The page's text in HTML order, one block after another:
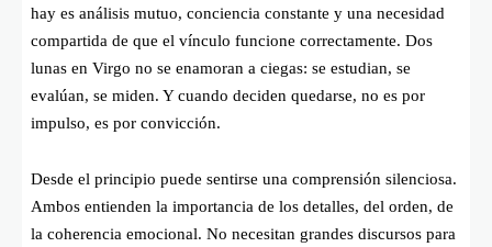
hay es análisis mutuo, conciencia constante y una necesidad
compartida de que el vínculo funcione correctamente. Dos
lunas en Virgo no se enamoran a ciegas: se estudian, se
evalúan, se miden. Y cuando deciden quedarse, no es por
impulso, es por convicción.
Desde el principio puede sentirse una comprensión silenciosa.
Ambos entienden la importancia de los detalles, del orden, de
la coherencia emocional. No necesitan grandes discursos para